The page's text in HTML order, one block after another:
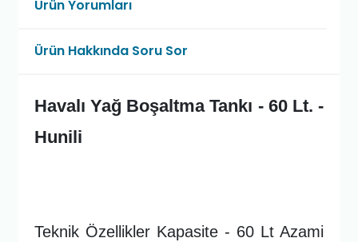
Ürün Yorumları
Ürün Hakkında Soru Sor
Havalı Yağ Boşaltma Tankı - 60 Lt. -
Hunili
Teknik Özellikler Kapasite - 60 Lt Azami